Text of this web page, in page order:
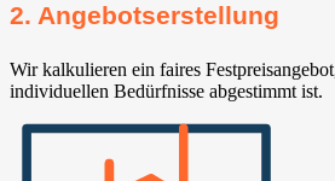
2. Angebotserstellung
Wir kalkulieren ein faires
individuellen Bedürfnisse abgestimmt ist.